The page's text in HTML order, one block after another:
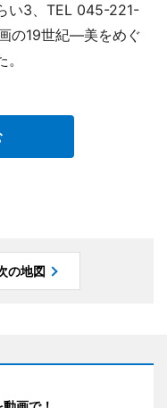
い3、TEL 045-221-
の19世紀―美をめぐ
の地図